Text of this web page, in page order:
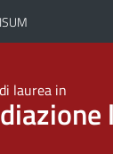
laurea in